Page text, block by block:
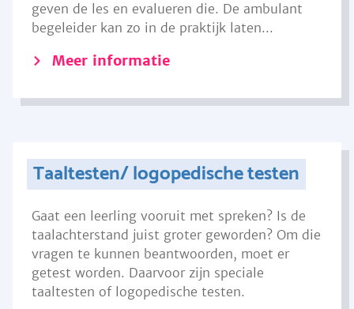
geven de les en evalueren die. De ambulant
begeleider kan zo in de praktijk laten...
Meer informatie
Taaltesten/ logopedische testen
Gaat een leerling vooruit met spreken? Is de
taalachterstand juist groter geworden? Om die
vragen te kunnen beantwoorden, moet er
getest worden. Daarvoor zijn speciale
taaltesten of logopedische testen.